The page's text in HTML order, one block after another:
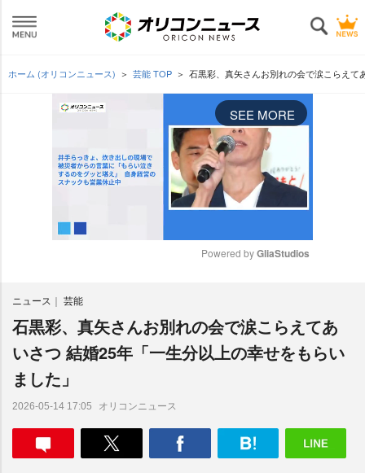
ホーム (オリコンニュース) 芸能 TOP 石黒彩、真矢さんお別れの会で涙こらえ
SEE MORE
e
Powered by GliaStudios
ニュース 芸能
石黒彩、真矢さんお別れの会で涙こらえてあ
いさつ 結婚25年「一生分以上の幸せをもらい
ました」
2026-05-14 17:05 オリコンニュース